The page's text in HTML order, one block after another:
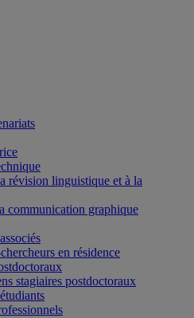
révision linguistique et à la
communication graphique
en résidence
stagiaires postdoctoraux